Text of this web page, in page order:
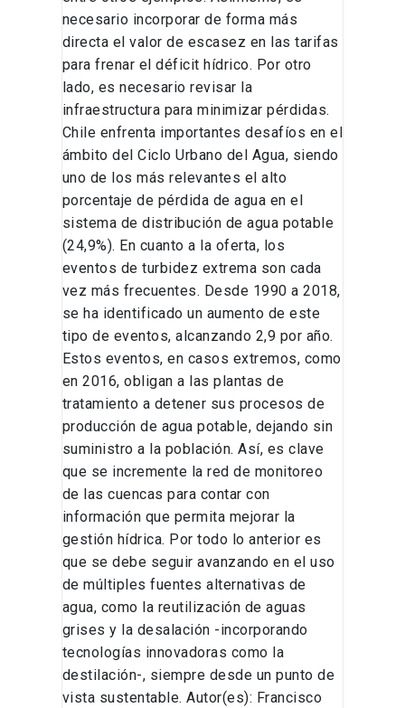
necesario incorporar de forma más
directa el valor de escasez en las tarifas
para frenar el déficit hídrico. Por otro
lado, es necesario revisar la
infraestructura para minimizar pérdidas.
Chile enfrenta importantes desafíos en el
ámbito del Ciclo Urbano del Agua, siendo
uno de los más relevantes el alto
porcentaje de pérdida de agua en el
sistema de distribución de agua potable
(24,9%). En cuanto a la oferta, los
eventos de turbidez extrema son cada
vez más frecuentes. Desde 1990 a 2018,
se ha identificado un aumento de este
tipo de eventos, alcanzando 2,9 por año.
Estos eventos, en casos extremos, como
en 2016, obligan a las plantas de
tratamiento a detener sus procesos de
producción de agua potable, dejando sin
suministro a la población. Así, es clave
que se incremente la red de monitoreo
de las cuencas para contar con
información que permita mejorar la
gestión hídrica. Por todo lo anterior es
que se debe seguir avanzando en el uso
de múltiples fuentes alternativas de
agua, como la reutilización de aguas
grises y la desalación -incorporando
tecnologías innovadoras como la
destilación-, siempre desde un punto de
vista sustentable. Autor(es): Francisco